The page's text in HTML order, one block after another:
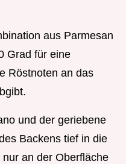
aus Parmesan
Grad für eine
Röstnoten an das
und der geriebene
Backens tief in die
an der Oberfläche